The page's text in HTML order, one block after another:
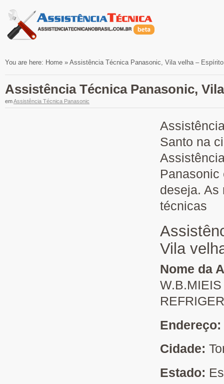
You are here: Home » Assistência Técnica Panasonic, Vila velha –
Assistência Técnica Panasonic,
emAssistência Técnica Panasonic
Santo na
Panasonic
deseja. As
técnicas
Vila
Nome da
Endereço:
Cidade:
Estado: